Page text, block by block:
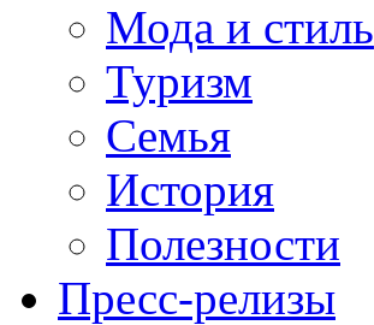
Мода и стиль
Туризм
Семья
История
Полезности
Пресс-релизы